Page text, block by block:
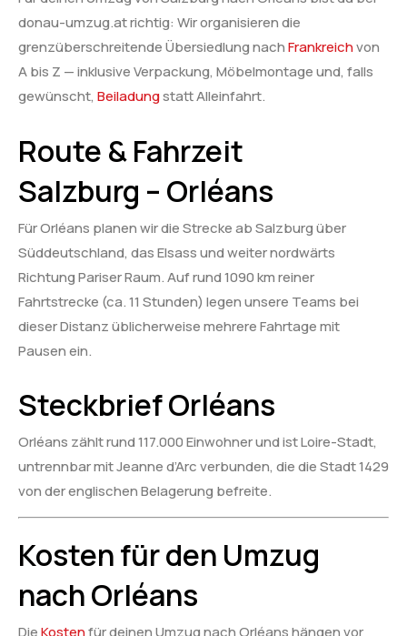
donau-umzug.at richtig: Wir organisieren die
grenzüberschreitende Übersiedlung nachFrankreichvon
A bis Z — inklusive Verpackung, Möbelmontage und, falls
gewünscht, Beiladungstatt Alleinfahrt.
Route & Fahrzeit
Salzburg – Orléans
Für Orléans planen wir die Strecke ab Salzburg über
Süddeutschland, das Elsass und weiter nordwärts
Richtung Pariser Raum. Auf rund 1090 km reiner
Fahrtstrecke (ca. 11 Stunden) legen unsere Teams bei
dieser Distanz üblicherweise mehrere Fahrtage mit
Pausen ein.
Steckbrief Orléans
Orléans zählt rund 117.000 Einwohner und ist Loire-Stadt,
untrennbar mit Jeanne d’Arc verbunden, die die Stadt 1429
von der englischen Belagerung befreite.
Kosten für den Umzug
nach Orléans
DieKostenfür deinen Umzug nach Orléans hängen vor